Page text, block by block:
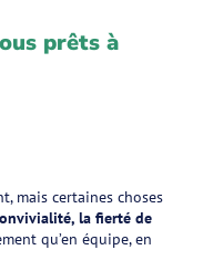
prêts à
mais certaines choses
la fierté de
qu’en équipe, en